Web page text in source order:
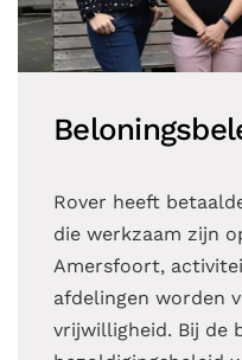
Rover heeft
die werkzaam zijn
Amersfoort,
afdelingen worden
vrijwilligheid. Bij de